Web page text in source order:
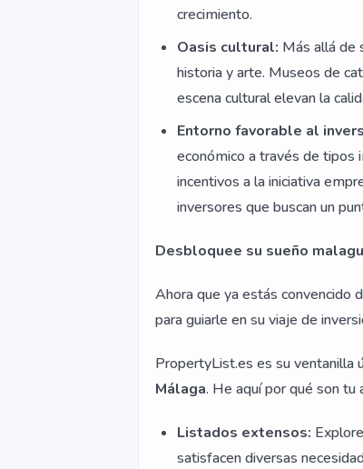
crecimiento.
Oasis cultural: Más allá de
historia y arte. Museos de
escena cultural elevan la
Entorno favorable al
económico a través de
incentivos a la iniciativa
inversores que buscan un
Desbloquee su sueño
Ahora que ya estás convencido
para guiarle en su viaje de
PropertyList.es es su ventanilla
Málaga. He aquí por qué son tu
Listados extensos:
satisfacen diversas